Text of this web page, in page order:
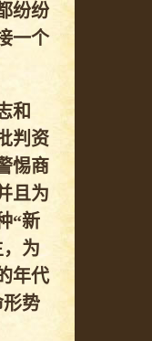
纷纷
一个
和
判资
惕商
且为
“新
为
年代
势